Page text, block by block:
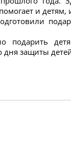
и
подарить
защиты